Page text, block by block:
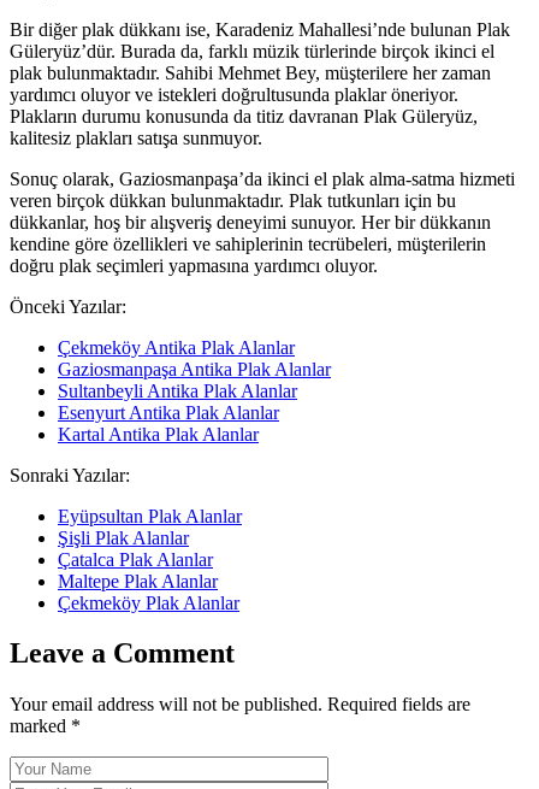
Bir diğer plak dükkanı ise, Karadeniz Mahallesi’nde bulunan Plak
Güleryüz’dür. Burada da, farklı müzik türlerinde birçok ikinci el
plak bulunmaktadır. Sahibi Mehmet Bey, müşterilere her zaman
yardımcı oluyor ve istekleri doğrultusunda plaklar öneriyor.
Plakların durumu konusunda da titiz davranan Plak Güleryüz,
kalitesiz plakları satışa sunmuyor.
Sonuç olarak, Gaziosmanpaşa’da ikinci el plak alma-satma hizmeti
veren birçok dükkan bulunmaktadır. Plak tutkunları için bu
dükkanlar, hoş bir alışveriş deneyimi sunuyor. Her bir dükkanın
kendine göre özellikleri ve sahiplerinin tecrübeleri, müşterilerin
doğru plak seçimleri yapmasına yardımcı oluyor.
Önceki Yazılar:
Çekmeköy Antika Plak Alanlar
Gaziosmanpaşa Antika Plak Alanlar
Sultanbeyli Antika Plak Alanlar
Esenyurt Antika Plak Alanlar
Kartal Antika Plak Alanlar
Sonraki Yazılar:
Eyüpsultan Plak Alanlar
Şişli Plak Alanlar
Çatalca Plak Alanlar
Maltepe Plak Alanlar
Çekmeköy Plak Alanlar
Leave a Comment
Your email address will not be published. Required fields are
marked *